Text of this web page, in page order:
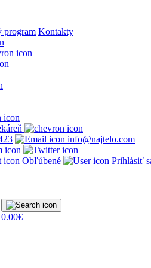
program Kontakty
info@najtelo.com
Obľúbené Prihlásiť
0.00€